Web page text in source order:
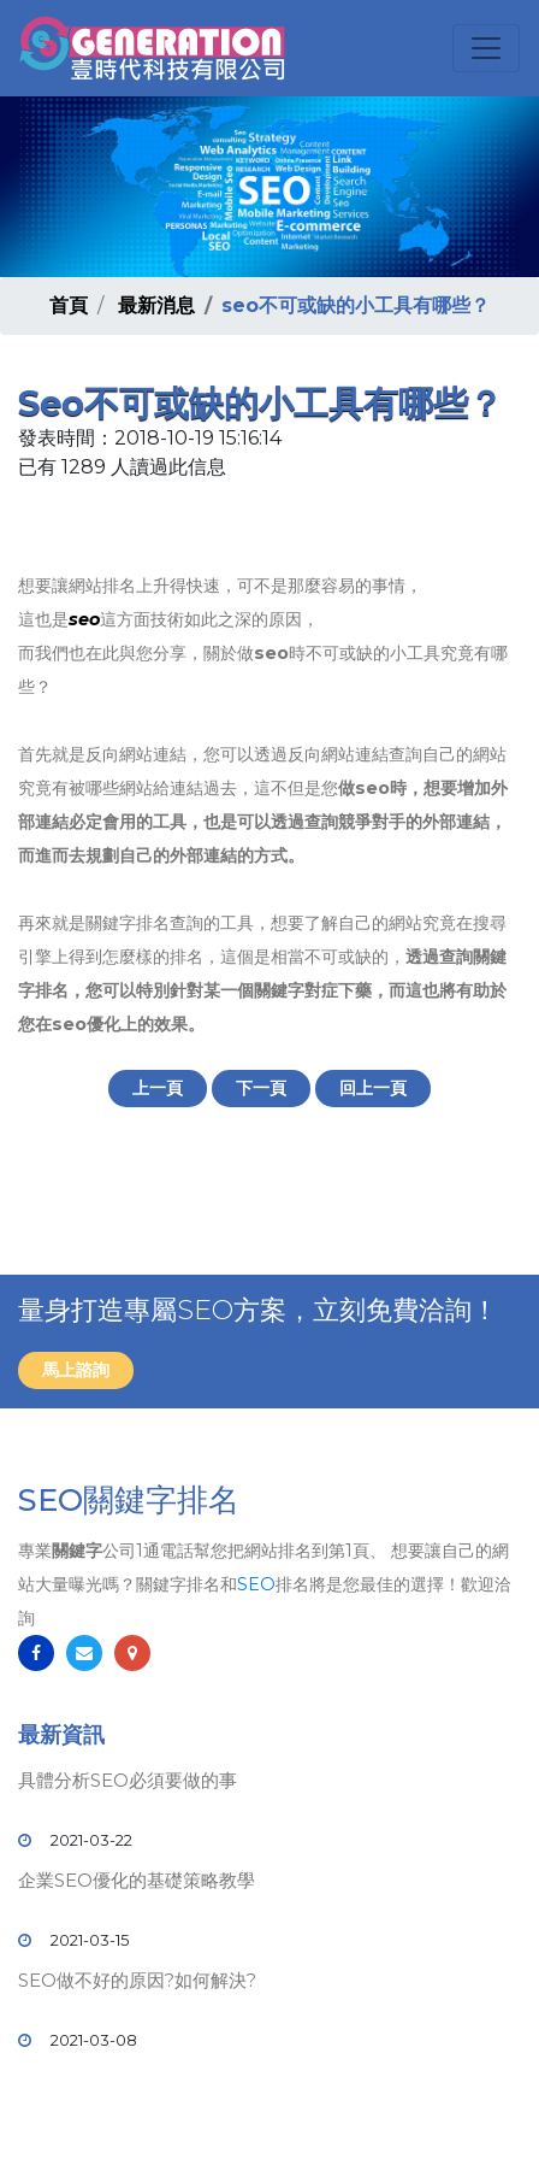
首頁 最新消息 seo不可或缺的小工具有哪些？
Seo不可或缺的小工具有哪些？
發表時間：2018-10-19 15:16:14
已有 1289 人讀過此信息
想要讓網站排名上升得快速，可不是那麼容易的事情，
這也是seo這方面技術如此之深的原因，
而我們也在此與您分享，關於做seo時不可或缺的小工具究竟有哪
些？
首先就是反向網站連結，您可以透過反向網站連結查詢自己的網站
究竟有被哪些網站給連結過去，這不但是您做seo時，想要增加外
部連結必定會用的工具，也是可以透過查詢競爭對手的外部連結，
而進而去規劃自己的外部連結的方式。
再來就是關鍵字排名查詢的工具，想要了解自己的網站究竟在搜尋
引擎上得到怎麼樣的排名，這個是相當不可或缺的， 透過查詢關鍵
字排名，您可以特別針對某一個關鍵字對症下藥，而這也將有助於
您在seo優化上的效果。
上一頁 下一頁 回上一頁
量身打造專屬SEO方案，立刻免費洽詢！
馬上諮詢
SEO關鍵字排名
專業關鍵字公司1通電話幫您把網站排名到第1頁、 想要讓自己的網
站大量曝光嗎？關鍵字排名和SEO排名將是您最佳的選擇！歡迎洽
詢
最新資訊
具體分析SEO必須要做的事
2021-03-22
企業SEO優化的基礎策略教學
2021-03-15
SEO做不好的原因?如何解決?
2021-03-08